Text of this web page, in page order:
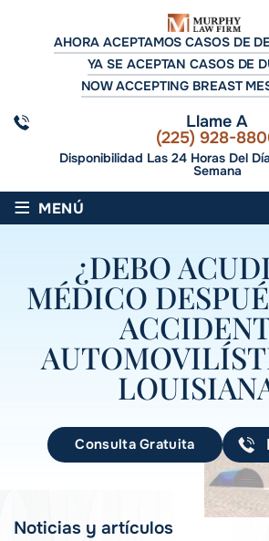
AHORA ACEPTAMOS CASOS DE
YA SE ACEPTAN CASOS DE
NOW ACCEPTING BREAST
Llame A
(225) 928-
Disponibilidad Las 24 Horas Del
Semana
≡ MENÚ
¿DEBO
MÉDICO
Consulta Gratuita
Noticias y artículos